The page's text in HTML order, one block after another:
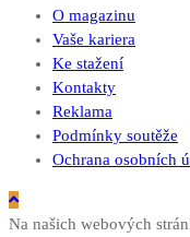
O magazinu
Vaše kariera
Ke stažení
Kontakty
Reklama
Podmínky soutěže
Ochrana osobních
Na našich webových